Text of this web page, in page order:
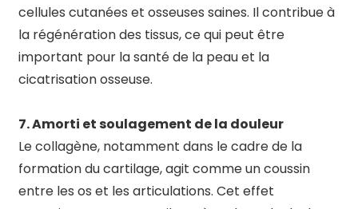
cellules cutanées et osseuses saines. Il contribue à
la régénération des tissus, ce qui peut être
important pour la santé de la peau et la
cicatrisation osseuse.
7. Amorti et soulagement de la douleur
Le collagène, notamment dans le cadre de la
formation du cartilage, agit comme un coussin
entre les os et les articulations. Cet effet